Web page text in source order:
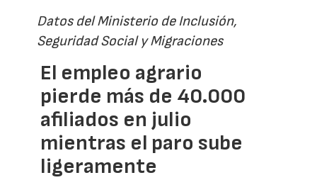
Datos del Ministerio de Inclusión,
Seguridad Social y Migraciones
El empleo agrario
pierde más de 40.000
afiliados en julio
mientras el paro sube
ligeramente